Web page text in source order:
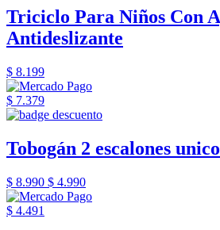
Triciclo Para Niños Con
Antideslizante
$ 8.199
$ 7.379
Tobogán 2 escalones
$ 8.990 $ 4.990
$ 4.491